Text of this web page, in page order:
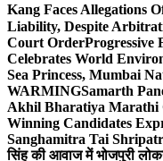
Kang Faces Allegations
Liability, Despite
Court OrderProgressive
Celebrates World
Sea Princess, Mumbai
WARMINGSamarth
Akhil Bharatiya Marathi
Winning Candidates
Sanghamitra Tai
सिंह की आवाज में भोजपुरी